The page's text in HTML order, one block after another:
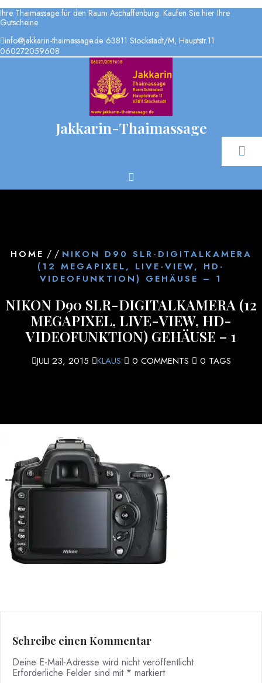
Ihre Thaimassage für den Raum Aschaffenburg. Kaufen Sie hier Ihre
Gutscheine
info@jakkarin-thaimassage.de 63811 Stockstadt/M, Hauptstr.11
060272059608
Jakkarin-Thaimassage
HOME / / NIKON D90 SLR-DIGITALKAMERA
(12 MEGAPIXEL, LIVE-VIEW, HD-
VIDEOFUNKTION) GEHÄUSE – 1
NIKON D90 SLR-DIGITALKAMERA (12
MEGAPIXEL, LIVE-VIEW, HD-
VIDEOFUNKTION) GEHÄUSE – 1
JULI 23, 2015 KLAUS 0 COMMENTS 0 TAGS
Schreibe einen Kommentar
Deine E-Mail-Adresse wird nicht veröffentlicht.
Erforderliche Felder sind mit * markiert